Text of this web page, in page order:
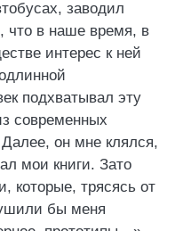
заводил
что в наше время, в
интерес к ней
подхватывал эту
современных
Далее, он мне клялся,
мои книги. Зато
которые, трясясь от
бы меня